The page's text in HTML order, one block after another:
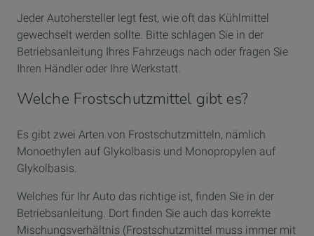
Jeder Autohersteller legt fest, wie oft das Kühlmittel
gewechselt werden sollte. Bitte schlagen Sie in der
Betriebsanleitung Ihres Fahrzeugs nach oder fragen Sie
Ihren Händler oder Ihre Werkstatt.
Welche Frostschutzmittel gibt es?
Es gibt zwei Arten von Frostschutzmitteln, nämlich
Monoethylen auf Glykolbasis und Monopropylen auf
Glykolbasis.
Welches für Ihr Auto das richtige ist, finden Sie in der
Betriebsanleitung. Dort finden Sie auch das korrekte
Mischungsverhältnis (Frostschutzmittel muss immer mit